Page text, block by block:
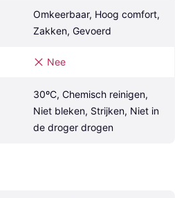
Omkeerbaar, Hoog comfort,
Zakken, Gevoerd
Nee
30ºC, Chemisch reinigen,
Niet bleken, Strijken, Niet in
de droger drogen